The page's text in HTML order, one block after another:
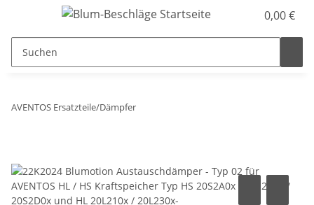
0,00 €
AVENTOS Ersatzteile/Dämpfer